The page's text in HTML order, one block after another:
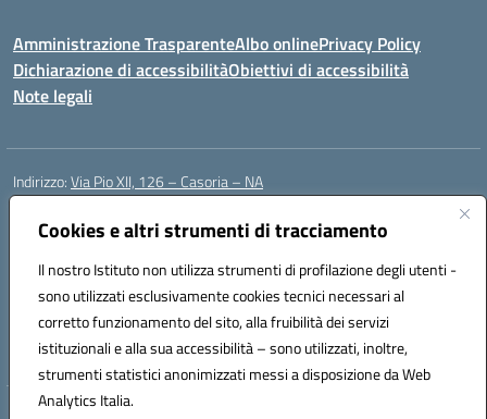
Cookies e altri strumenti di tracciamento
Il nostro Istituto non utilizza strumenti di profilazione degli utenti -
sono utilizzati esclusivamente cookies tecnici necessari al
corretto funzionamento del sito, alla fruibilità dei servizi
istituzionali e alla sua accessibilità – sono utilizzati, inoltre,
strumenti statistici anonimizzati messi a disposizione da Web
Analytics Italia.
Amministrazione TrasparenteAlbo onlinePrivacy Policy
Dichiarazione di accessibilitàObiettivi di accessibilità
Note legali
Indirizzo:Via Pio XII, 126 – Casoria – NA
Centralino:
Posta elettronica certificata (PEC):naic8et00d@pec.istruzione.it
Codice fiscale: 93056760635
Codice meccanografico:NAIC8ET00D
Codice Indice delle Pubbliche Amministrazioni (IPA): clcc_063
Codice unico di fatturazione (CUF): UFVE8K